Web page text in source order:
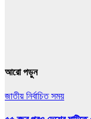
আরো পড়ুন
জাতীয় নির্বাচিত সময়